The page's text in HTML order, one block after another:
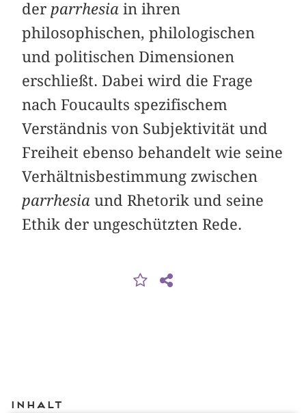
der parrhesia in ihren
philosophischen, philologischen
und politischen Dimensionen
erschließt. Dabei wird die Frage
nach Foucaults spezifischem
Verständnis von Subjektivität und
Freiheit ebenso behandelt wie seine
Verhältnisbestimmung zwischen
parrhesia und Rhetorik und seine
Ethik der ungeschützten Rede.
Inhalt